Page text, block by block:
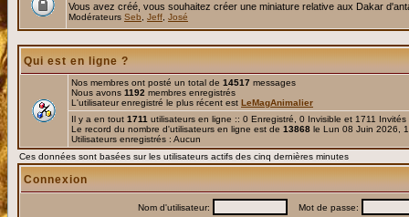
Vous avez créé, vous souhaitez créer une miniature relative aux Dakar
Modérateurs Seb Jeff José
Qui est en ligne ?
Nos membres ont posté un total de 14517 messages
Nous avons 1192 membres enregistrés
L'utilisateur enregistré le plus récent est LeMagAnimalier
Il y a en tout 1711 utilisateurs en ligne :: 0 Enregistré, 0 Invisible et 1711
Le record du nombre d'utilisateurs en ligne est de 13868 le Lun 08 Juin 2026,
Utilisateurs enregistrés : Aucun
Ces données sont basées sur les utilisateurs actifs des cinq dernières minutes
Connexion
Nom d'utilisateur: Mot de passe: